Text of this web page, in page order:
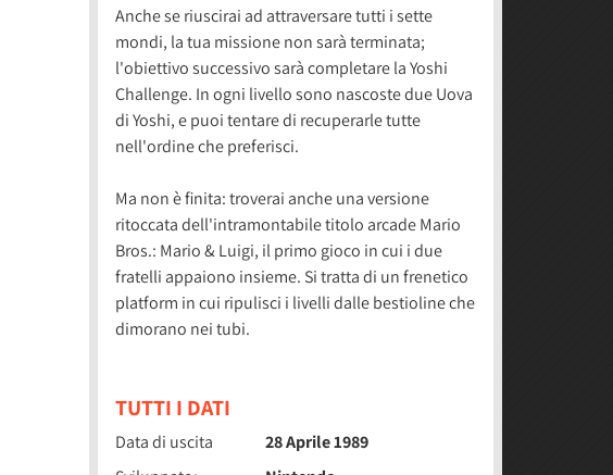
Anche se riuscirai ad attraversare tutti i sette
mondi, la tua missione non sarà terminata;
l'obiettivo successivo sarà completare la Yoshi
Challenge. In ogni livello sono nascoste due Uova
di Yoshi, e puoi tentare di recuperarle tutte
nell'ordine che preferisci.
Ma non è finita: troverai anche una versione
ritoccata dell'intramontabile titolo arcade Mario
Bros.: Mario & Luigi, il primo gioco in cui i due
fratelli appaiono insieme. Si tratta di un frenetico
platform in cui ripulisci i livelli dalle bestioline che
dimorano nei tubi.
TUTTI I DATI
Data di uscita
28 Aprile 1989